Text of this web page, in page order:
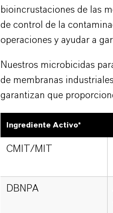
bioincrustaciones de las
de control de la
operaciones y ayudar a
Nuestros microbicidas
de membranas
garantizan que
Ingrediente Activo*
CMIT/MIT
DBNPA